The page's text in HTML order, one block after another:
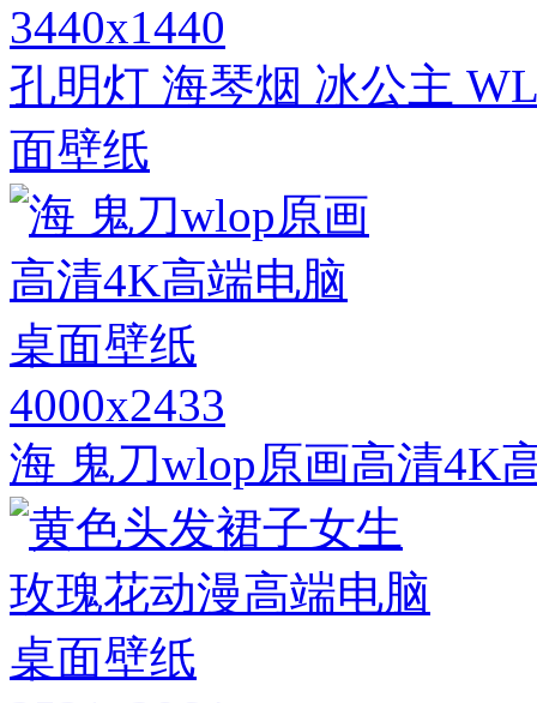
3440x1440
孔明灯 海琴烟 冰公主
面壁纸
4000x2433
海 鬼刀wlop原画高清4K